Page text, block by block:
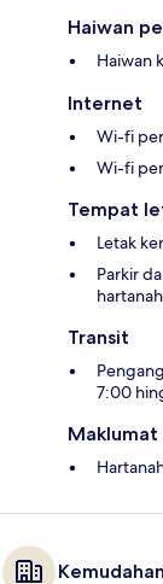
Haiwan
Haiwan
Internet
Wi-fi
Wi-fi
Tempat
Letak
Parkir
hartanah
Transit
7:00
Maklumat